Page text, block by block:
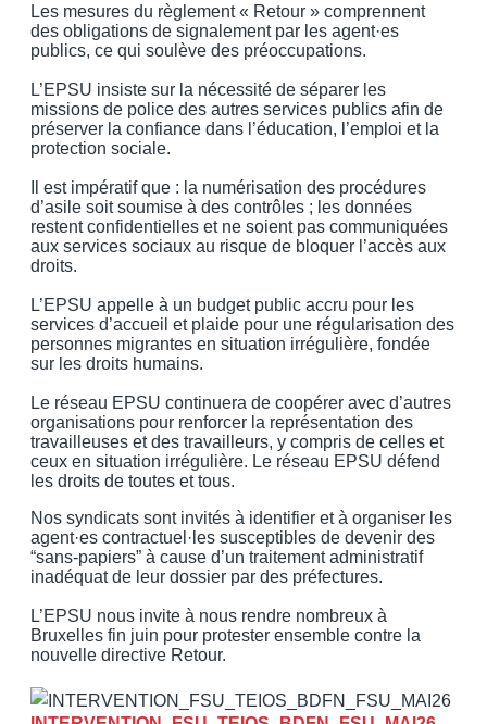
Les mesures du règlement « Retour » comprennent
des obligations de signalement par les agent·es
publics, ce qui soulève des préoccupations.
L’EPSU insiste sur la nécessité de séparer les
missions de police des autres services publics afin de
préserver la confiance dans l’éducation, l’emploi et la
protection sociale.
Il est impératif que : la numérisation des procédures
d’asile soit soumise à des contrôles ; les données
restent confidentielles et ne soient pas communiquées
aux services sociaux au risque de bloquer l’accès aux
droits.
L’EPSU appelle à un budget public accru pour les
services d’accueil et plaide pour une régularisation des
personnes migrantes en situation irrégulière, fondée
sur les droits humains.
Le réseau EPSU continuera de coopérer avec d’autres
organisations pour renforcer la représentation des
travailleuses et des travailleurs, y compris de celles et
ceux en situation irrégulière. Le réseau EPSU défend
les droits de toutes et tous.
Nos syndicats sont invités à identifier et à organiser les
agent·es contractuel·les susceptibles de devenir des
“sans-papiers” à cause d’un traitement administratif
inadéquat de leur dossier par des préfectures.
L’EPSU nous invite à nous rendre nombreux à
Bruxelles fin juin pour protester ensemble contre la
nouvelle directive Retour.